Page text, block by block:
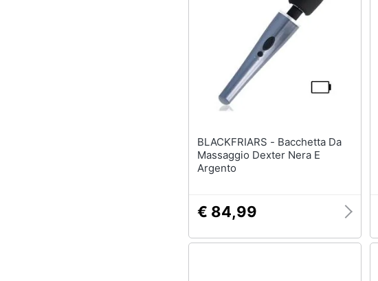
BLACKFRIARS - Bacchetta Da
Massaggio Dexter Nera E
Argento
€ 84,99